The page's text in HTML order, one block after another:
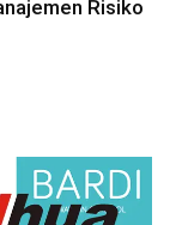
Risiko